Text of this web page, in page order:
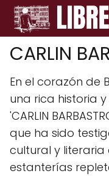
CARLIN
En el corazón de
una rica historia
'CARLIN
que ha sido
cultural y
estanterías